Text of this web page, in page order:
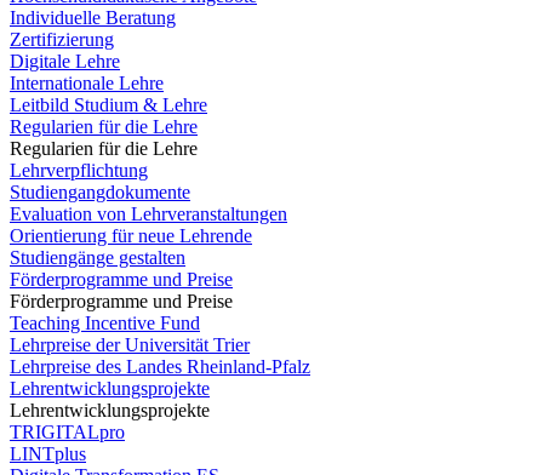
Individuelle Beratung
Zertifizierung
Digitale Lehre
Internationale Lehre
Leitbild Studium & Lehre
Regularien für die Lehre
Regularien für die Lehre
Lehrverpflichtung
Studiengangdokumente
Evaluation von Lehrveranstaltungen
Orientierung für neue Lehrende
Studiengänge gestalten
Förderprogramme und Preise
Förderprogramme und Preise
Teaching Incentive Fund
Lehrpreise der Universität Trier
Lehrpreise des Landes Rheinland-Pfalz
Lehrentwicklungsprojekte
Lehrentwicklungsprojekte
TRIGITALpro
LINTplus